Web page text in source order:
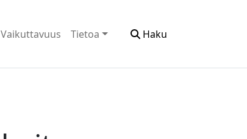
Vaikuttavuus Tietoa Haku